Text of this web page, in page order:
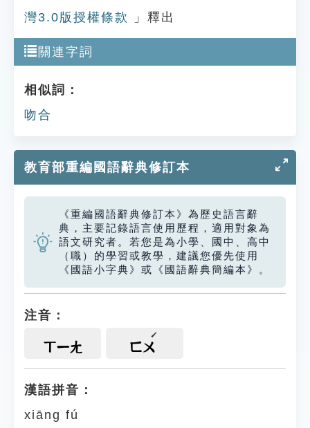
灣3.0版授權條款
」釋出
關連字詞
相似詞：
吻合
教育部重編國語辭典修訂本
《重編國語辭典修訂本》為歷史語言辭
典，主要記錄語言使用歷程，適用對象為
語文研究者。若您是為小學、國中、高中
（職）的學習或教學，建議您優先使用
《國語小字典》或《國語辭典簡編本》。
注音：
ㄒㄧㄤ ㄈㄨ
漢語拼音：
xiāng fú